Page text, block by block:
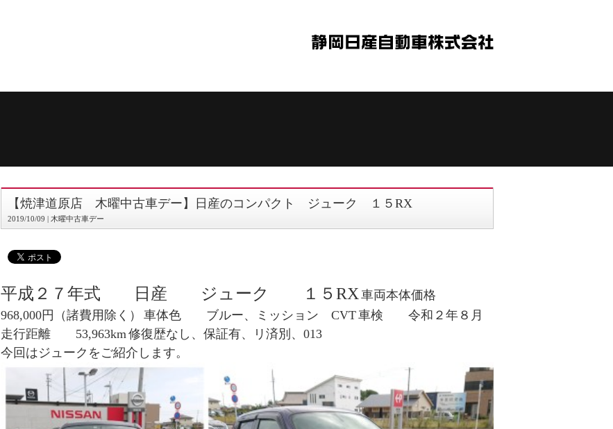
【焼津道原店 木曜中古車デー】日産のコンパクト ジューク １５RX
2019/10/09 | 木曜中古車デー
平成２７年式 日産 ジューク １５RX 車両本体価格
968,000円（諸費用除く）
車体色 ブルー、ミッション CVT車検 令和２年８月
走行距離 53,963km修復歴なし、保証有、リ済別、013
今回はジュークをご紹介します。